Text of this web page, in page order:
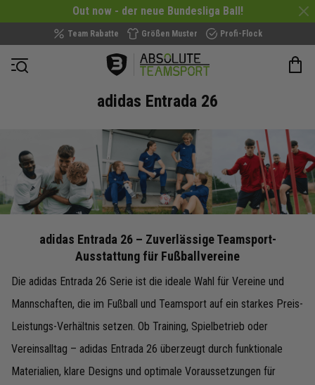
Out now - der neue Bundesliga Ball!
Team Rabatte Größen Muster Profi-Flock
Navigation öffnen
adidas Entrada 26
adidas Entrada 26 – Zuverlässige Teamsport-
Ausstattung für Fußballvereine
Die adidas Entrada 26 Serie ist die ideale Wahl für Vereine und
Mannschaften, die im Fußball und Teamsport auf ein starkes Preis-
Leistungs-Verhältnis setzen. Ob Training, Spielbetrieb oder
Vereinsalltag – adidas Entrada 26 überzeugt durch funktionale
Materialien, klare Designs und optimale Voraussetzungen für